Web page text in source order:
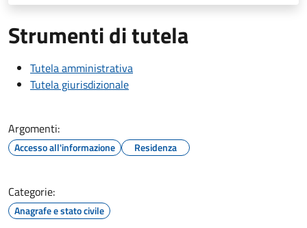
Strumenti di tutela
Tutela amministrativa
Tutela giurisdizionale
Argomenti:
Accesso all'informazione Residenza
Categorie:
Anagrafe e stato civile